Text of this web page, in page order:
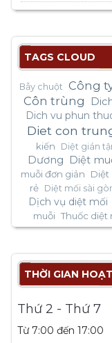
TAGS CLOUD
Bẫy chuột Công
Côn trùng
Dich vu phun
Diet con
kiến
Diệt gián
Dương
Diệt
muỗi đơn giản
Diệt
rẻ Diệt mối sài
Dịch vụ diệt mối
muỗi Thuốc diệt
THỜI GIAN
Thứ 2 - Thứ 7
Từ 7:00 đến 17:00